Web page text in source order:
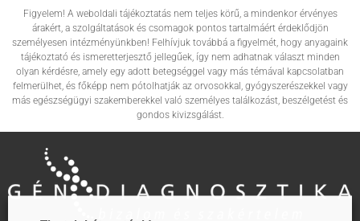
Figyelem! A weboldali tájékoztatás nem teljes körű, a mindenkor érvényes
árakért, a szolgáltatások és csomagok pontos tartalmáért érdeklődjön
személyesen intézményünkben! Felhívjuk továbbá a figyelmét, hogy anyagaink
tájékoztató és ismeretterjesztő jellegűek, így nem adhatnak választ minden
olyan kérdésre, amely egy adott betegséggel vagy más témával kapcsolatban
felmerülhet, és főképp nem pótolhatják az orvosokkal, gyógyszerészekkel vagy
más egészségügyi szakemberekkel való személyes találkozást, beszélgetést és
gondos kivizsgálást.